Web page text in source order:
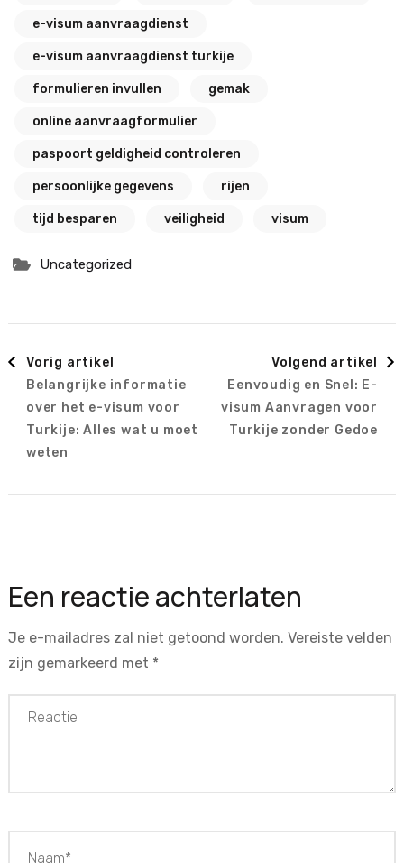
e-visum aanvraagdienst
e-visum aanvraagdienst turkije
formulieren invullen gemak
online aanvraagformulier
paspoort geldigheid controleren
persoonlijke gegevens rijen
tijd besparen veiligheid visum
Uncategorized
Berichtnavigatie
Vorig artikel
Belangrijke informatie
over het e-visum voor
Turkije: Alles wat u moet
weten
Volgend artikel
Eenvoudig en Snel: E-
visum Aanvragen voor
Turkije zonder Gedoe
Een reactie achterlaten
Je e-mailadres zal niet getoond worden. Vereiste velden
zijn gemarkeerd met *